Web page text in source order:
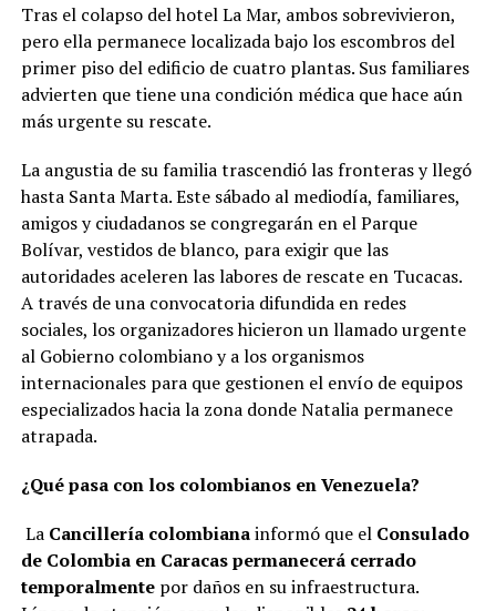
Tras el colapso del hotel La Mar, ambos sobrevivieron,
pero ella permanece localizada bajo los escombros del
primer piso del edificio de cuatro plantas. Sus familiares
advierten que tiene una condición médica que hace aún
más urgente su rescate.
La angustia de su familia trascendió las fronteras y llegó
hasta Santa Marta. Este sábado al mediodía, familiares,
amigos y ciudadanos se congregarán en el Parque
Bolívar, vestidos de blanco, para exigir que las
autoridades aceleren las labores de rescate en Tucacas.
A través de una convocatoria difundida en redes
sociales, los organizadores hicieron un llamado urgente
al Gobierno colombiano y a los organismos
internacionales para que gestionen el envío de equipos
especializados hacia la zona donde Natalia permanece
atrapada.
¿Qué pasa con los colombianos en Venezuela?
La Cancillería colombianainformó que el Consulado
de Colombia en Caracas permanecerá cerrado
temporalmentepor daños en su infraestructura.